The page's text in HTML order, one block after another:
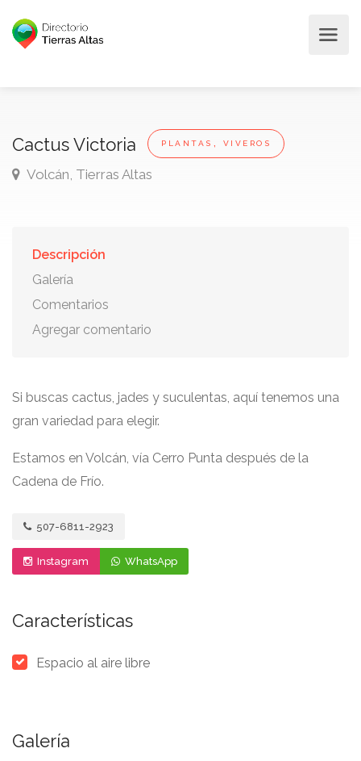
Cactus Victoria PLANTAS , VIVEROS
Volcán, Tierras Altas
Descripción
Galería
Comentarios
Agregar comentario
Si buscas cactus, jades y suculentas, aquí tenemos una
gran variedad para elegir.
Estamos en Volcán, vía Cerro Punta después de la
Cadena de Frío.
507-6811-2923
Instagram WhatsApp
Características
Espacio al aire libre
Galería